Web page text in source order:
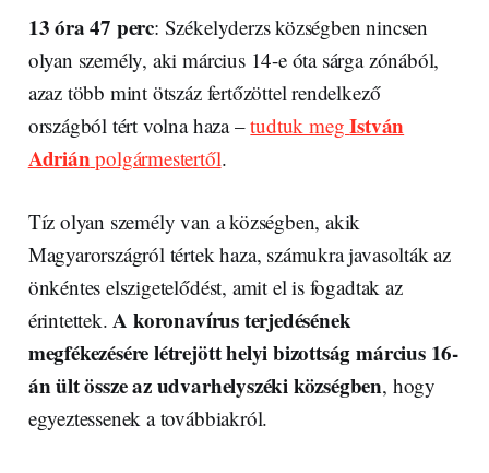
13 óra 47 perc: Székelyderzs községben nincsen
olyan személy, aki március 14-e óta sárga zónából,
azaz több mint ötszáz fertőzöttel rendelkező
országból tért volna haza –tudtuk megIstván
Adriánpolgármestertől.
Tíz olyan személy van a községben, akik
Magyarországról tértek haza, számukra javasolták az
önkéntes elszigetelődést, amit el is fogadtak az
érintettek.A koronavírus terjedésének
megfékezésére létrejött helyi bizottság március 16-
án ült össze az udvarhelyszéki községben, hogy
egyeztessenek a továbbiakról.